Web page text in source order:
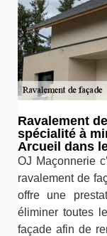
Ravalement
spécialité à
Arcueil dans
OJ Maçonnerie
ravalement de
offre une
éliminer toutes
façade afin de